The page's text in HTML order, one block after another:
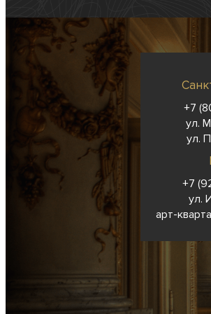
+7
ул.
ул.
+7
ул.
арт-